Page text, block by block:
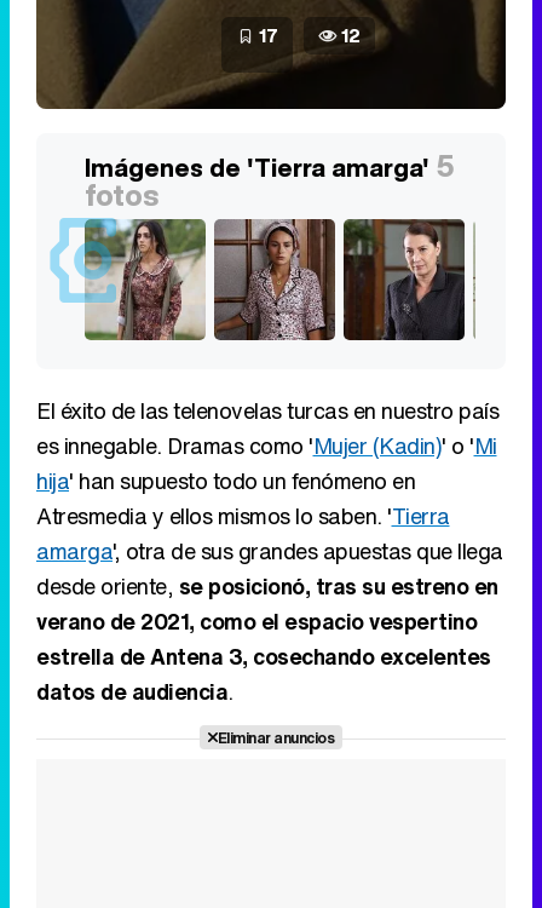
17 12
Imágenes de 'Tierra amarga' 5
fotos
El éxito de las telenovelas turcas en nuestro país
es innegable. Dramas como 'Mujer (Kadin)' o 'Mi
hija' han supuesto todo un fenómeno en
Atresmedia y ellos mismos lo saben. 'Tierra
amarga', otra de sus grandes apuestas que llega
desde oriente, se posicionó, tras su estreno en
verano de 2021, como el espacio vespertino
estrella de Antena 3, cosechando excelentes
datos de audiencia.
Eliminar anuncios